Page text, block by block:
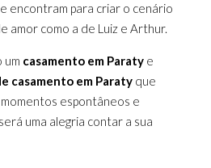
encontram para criar o cenário
amor como a de Luiz e Arthur.
um casamento em Paraty e
casamento em Paraty que
espontâneos e
uma alegria contar a sua